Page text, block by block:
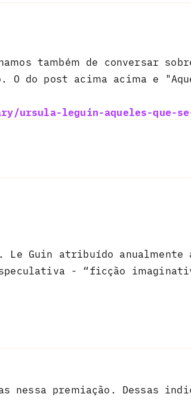
também de conversar
do post acima acima e
ursula-leguin-aqueles-que-
Le Guin atribuído anualmente
- “ficção
nessa premiação. Dessas